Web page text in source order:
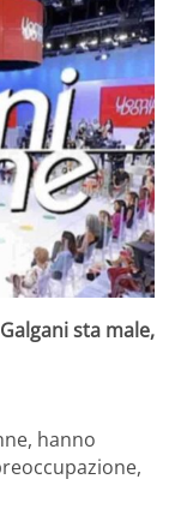
sta male,
hanno